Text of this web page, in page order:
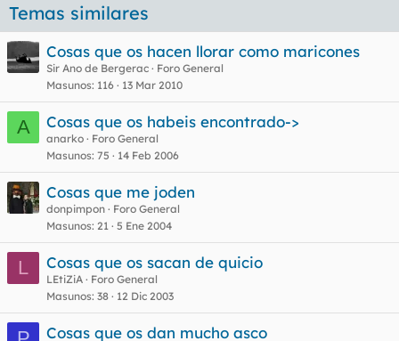
Temas similares
Cosas que os hacen llorar como maricones
Sir Ano de Bergerac
Foro General
Masunos 116 13 Mar 2010
A Cosas que os habeis encontrado->
anarko
Foro General
Masunos 75 14 Feb 2006
Cosas que me joden
donpimpon
Foro General
Masunos 21 5 Ene 2004
L Cosas que os sacan de quicio
LEtiZiA
Foro General
Masunos 38 12 Dic 2003
Cosas que os dan mucho asco